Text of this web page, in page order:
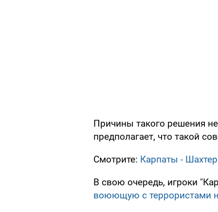
Причины такого решения
предполагает, что такой
Смотрите: Карпаты -
В свою очередь, игроки
воюющую с террористами